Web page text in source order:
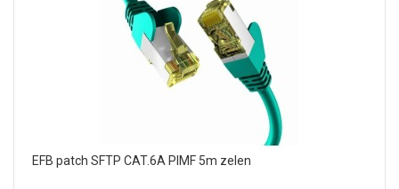
EFB patch SFTP CAT.6A PIMF 5m zelen